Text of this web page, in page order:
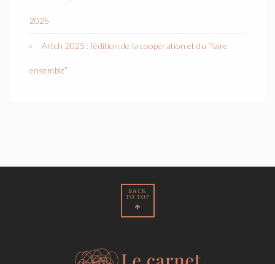
2025
Artch 2025 : l’édition de la coopération et du “faire
ensemble”
BACK
TO TOP